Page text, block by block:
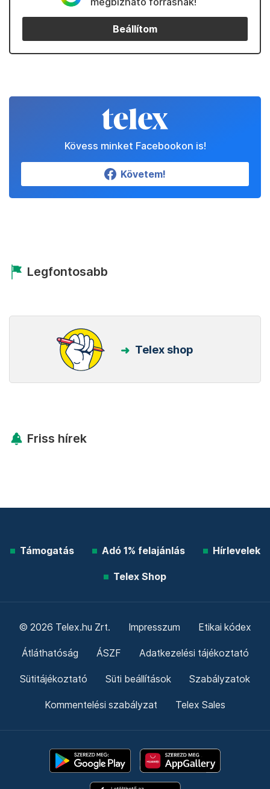
Beállítom
Kövess minket Facebookon is!
Követem!
Legfontosabb
Telex shop
Friss hírek
Támogatás Adó 1% felajánlás Hírlevelek
Telex Shop
© 2026 Telex.hu Zrt. Impresszum Etikai kódex
Átláthatóság ÁSZF Adatkezelési tájékoztató
Sütitájékoztató Süti beállítások Szabályzatok
Kommentelési szabályzat Telex Sales